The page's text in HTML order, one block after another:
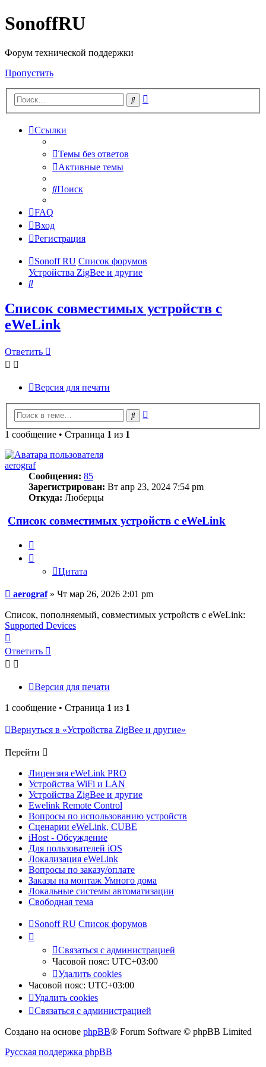
SonoffRU
Форум технической поддержки
Пропустить
Поиск
Ссылки
Темы без ответов
Активные темы
Поиск
FAQ
Вход
Регистрация
Sonoff RU Список форумов
Устройства ZigBee и другие
Поиск
Список совместимых устройств с
eWeLink
Ответить
Версия для печати
Поиск
1 сообщение • Страница 1 из 1
aerograf
Сообщения: 85
Зарегистрирован: Вт апр 23, 2024 7:54 pm
Откуда: Люберцы
Список совместимых устройств с eWeLink
Цитата
Сообщение
aerograf» Чт мар 26, 2026 2:01 pm
Список, пополняемый, совместимых устройств с eWeLink:
Supported Devices
к
началу
Ответить
Версия для печати
1 сообщение • Страница 1 из 1
Вернуться в «Устройства ZigBee и другие»
Перейти
Лицензия eWeLink PRO
Устройства WiFi и LAN
Устройства ZigBee и другие
Ewelink Remote Control
Вопросы по использованию устройств
Сценарии eWeLink, CUBE
iHost - Обсуждение
Для пользователей iOS
Локализация eWeLink
Вопросы по заказу/оплате
Заказы на монтаж Умного дома
Локальные системы автоматизации
Свободная тема
Sonoff RU Список форумов
Связаться с администрацией
Часовой пояс: UTC+03:00
Удалить cookies
Часовой пояс: UTC+03:00
Удалить cookies
Связаться с администрацией
Создано на основе phpBB® Forum Software © phpBB Limited
Русская поддержка phpBB